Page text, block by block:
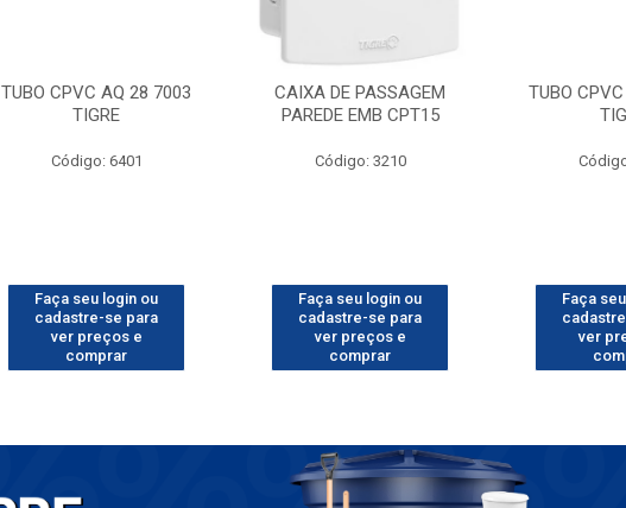
TUBO CPVC AQ 28 7003
TIGRE
Código: 6401
Faça seu login ou
cadastre-se para
ver preços e
comprar
CAIXA DE PASSAGEM
PAREDE EMB CPT15
Código: 3210
Faça seu login ou
cadastre-se para
ver preços e
comprar
TUBO
Faça
ver